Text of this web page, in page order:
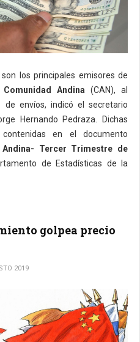
son los principales emisores de
Comunidad Andina (CAN), al
envíos, indicó el secretario
Hernando Pedraza. Dichas
en el documento
Andina- Tercer Trimestre de
de Estadísticas de la
golpea precio
2019